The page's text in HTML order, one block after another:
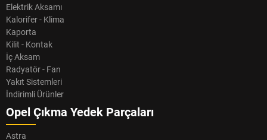
Elektrik Aksamı
Kalorifer - Klima
Kaporta
Kilit - Kontak
İç Aksam
Radyatör - Fan
Yakıt Sistemleri
İndirimli Ürünler
Opel Çıkma Yedek Parçaları
Astra